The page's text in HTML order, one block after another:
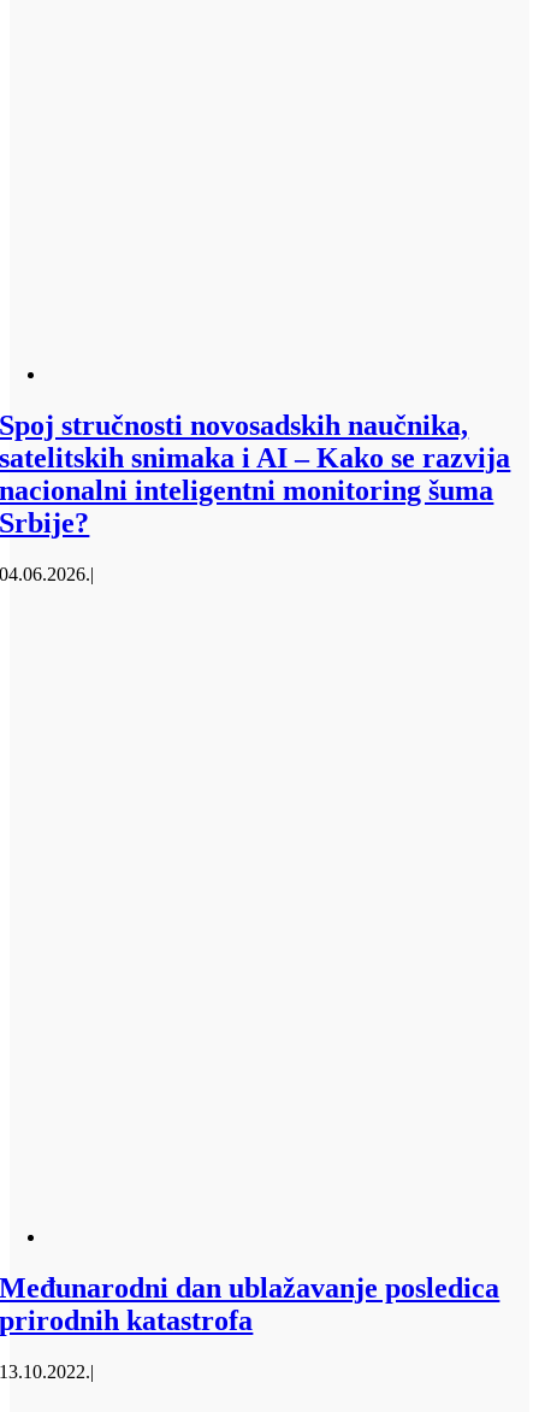
Spoj stručnosti novosadskih naučnika,
satelitskih snimaka i AI – Kako se razvija
nacionalni inteligentni monitoring šuma
Srbije?
04.06.2026.|
Međunarodni dan ublažavanje posledica
prirodnih katastrofa
13.10.2022.|